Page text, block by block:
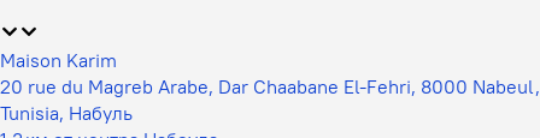
Maison Karim
20 rue du Magreb Arabe, Dar Chaabane El-Fehri, 8000 Nabeul,
Tunisia, Набуль